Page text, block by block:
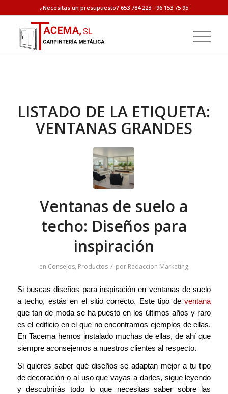
¿Necesitas un presupuesto? 653 784 223 - 96 153 75 95
LISTADO DE LA ETIQUETA:
VENTANAS GRANDES
Ventanas de suelo a
techo: Diseños para
inspiración
en Consejos, Productos / por Redaccion Marketing
Si buscas diseños para inspiración en ventanas de suelo
a techo, estás en el sitio correcto. Este tipo deventana
que tan de moda se ha puesto en los últimos años y raro
es el edificio en el que no encontramos ejemplos de ellas.
En Tacema hemos instalado muchas de ellas, de ahí que
siempre aconsejemos a nuestros clientes al respecto.
Si quieres saber qué diseños se adaptan mejor a tu tipo
de decoración o al uso que vayas a darles, sigue leyendo
y descubrirás todo lo que necesitas saber sobre las